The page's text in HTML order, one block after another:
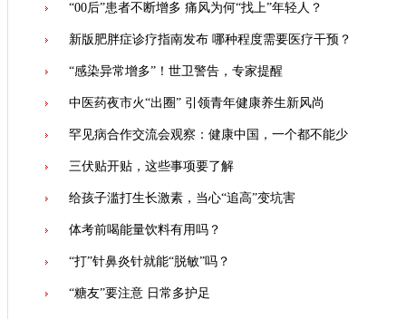
“00后”患者不断增多 痛风为何“找上”年轻人？
新版肥胖症诊疗指南发布 哪种程度需要医疗干预？
“感染异常增多”！世卫警告，专家提醒
中医药夜市火“出圈” 引领青年健康养生新风尚
罕见病合作交流会观察：健康中国，一个都不能少
三伏贴开贴，这些事项要了解
给孩子滥打生长激素，当心“追高”变坑害
体考前喝能量饮料有用吗？
“打”针鼻炎针就能“脱敏”吗？
“糖友”要注意 日常多护足